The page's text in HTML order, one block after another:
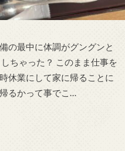
の最中に体調がグングンと
ちゃった？ このまま仕事を
休業にして家に帰ることに
るかって事でこ…